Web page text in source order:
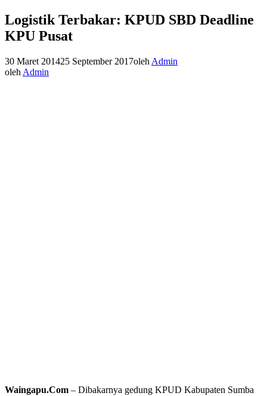
Logistik Terbakar: KPUD SBD Deadline
KPU Pusat
30 Maret 201425 September 2017oleh Admin
oleh Admin
Waingapu.Com – Dibakarnya gedung KPUD Kabupaten Sumba